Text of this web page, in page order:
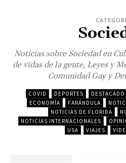
Noticias sobre Sociedad en
de vidas de la gente, Leyes y
Comunidad Gay y
COVID DEPORTES
ECONOMÍA
FARÁNDULA
NOTICIAS DE FLORIDA
NOTICIAS INTERNACIONALES
USA
VIAJES